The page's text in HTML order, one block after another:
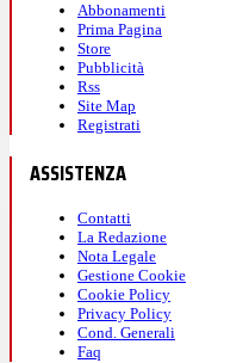
Abbonamenti
Prima Pagina
Store
Pubblicità
Rss
Site Map
Registrati
ASSISTENZA
Contatti
La Redazione
Nota Legale
Gestione Cookie
Cookie Policy
Privacy Policy
Cond. Generali
Faq